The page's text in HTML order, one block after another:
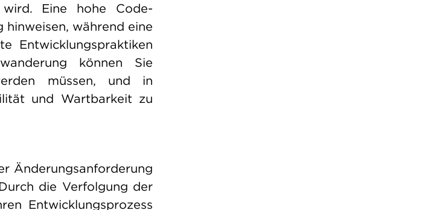
Eine hohe Code-
während eine
Entwicklungspraktiken
können Sie
müssen, und in
und Wartbarkeit zu
Änderungsanforderung
die Verfolgung der
Entwicklungsprozess